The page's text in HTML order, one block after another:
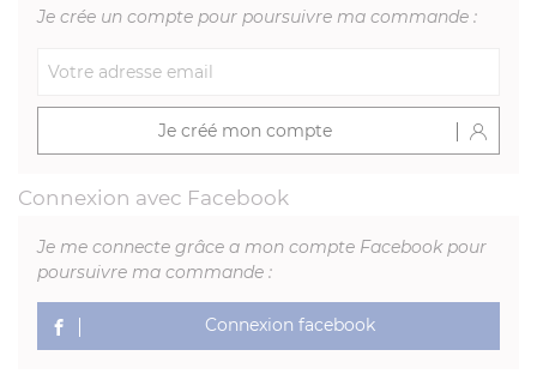
Je crée un compte pour poursuivre ma commande :
Je créé mon compte
Connexion avec Facebook
Je me connecte grâce a mon compte Facebook pour
poursuivre ma commande :
Connexion facebook